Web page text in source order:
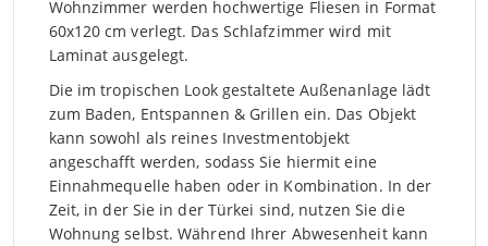
Wohnzimmer werden hochwertige Fliesen in Format
60x120 cm verlegt. Das Schlafzimmer wird mit
Laminat ausgelegt.
Die im tropischen Look gestaltete Außenanlage lädt
zum Baden, Entspannen & Grillen ein. Das Objekt
kann sowohl als reines Investmentobjekt
angeschafft werden, sodass Sie hiermit eine
Einnahmequelle haben oder in Kombination. In der
Zeit, in der Sie in der Türkei sind, nutzen Sie die
Wohnung selbst. Während Ihrer Abwesenheit kann